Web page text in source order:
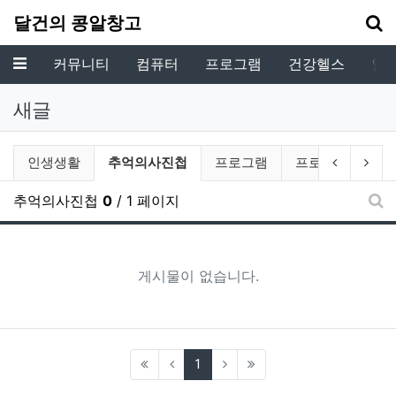
달건의 콩알창고
메뉴 커뮤니티 컴퓨터 프로그램 건강헬스 인
새글
전체게시물 그룹 목록
인생생활 현재 그룹
추억의사진첩 프로그램 프로젝트이전 그룹
다
추억의사진첩 0 / 1 페이지
새
게시물이 없습니다.
1 (current)